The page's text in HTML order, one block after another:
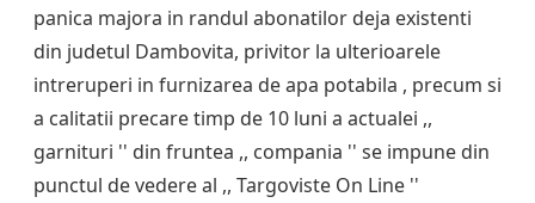
panica majora in randul abonatilor deja existenti
din judetul Dambovita, privitor la ulterioarele
intreruperi in furnizarea de apa potabila , precum si
a calitatii precare timp de 10 luni a actualei ,,
garnituri '' din fruntea ,, compania '' se impune din
punctul de vedere al ,, Targoviste On Line ''